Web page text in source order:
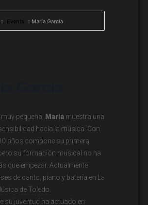
Events María García
pequeña, María muestra una
hacía la música. Con
años compone su primera
su formación musical no ha
que empezar. Actualmente
de canto, piano y batería en La
de Toledo.
su juventud ha actuado en